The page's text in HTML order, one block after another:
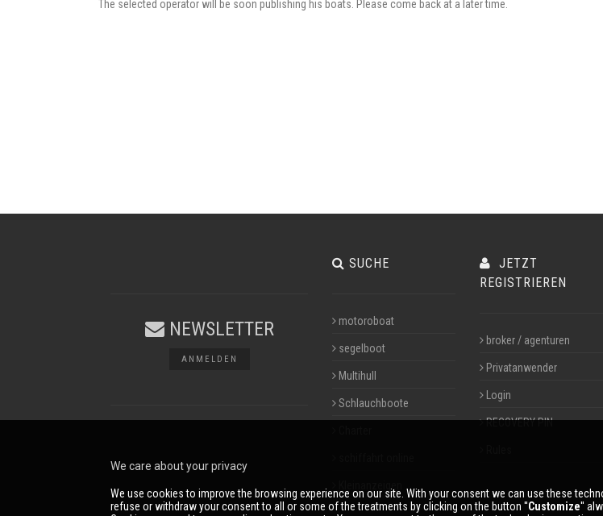
The selected operator will be soon publishing his boats. Please come back at a later time.
NEWSLETTER
ANMELDEN
SUCHE
motoroboat
segelboot
Multihull
Schlauchboote
JETZT
REGISTRIEREN
broker / agenturen
Privatanwender
Login
RECOVERY PIN
We care about your privacy
We use cookies to improve the browsing experience on our site. With your consent we can use these
refuse or withdraw your consent to all or some of the treatments by clicking on the button ''Customize''